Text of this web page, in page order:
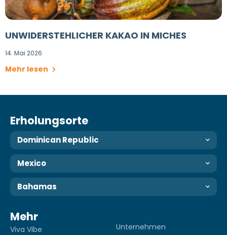
UNWIDERSTEHLICHER KAKAO IN MICHES
14. Mai 2026
Mehr lesen
Erholungsorte
Dominican Republic
Mexico
Bahamas
Mehr
Viva Vibe
Unternehmen